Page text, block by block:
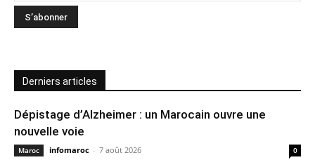
Derniers articles
Dépistage d’Alzheimer : un Marocain ouvre une
nouvelle voie
Maroc infomaroc - 7 août 2026 0